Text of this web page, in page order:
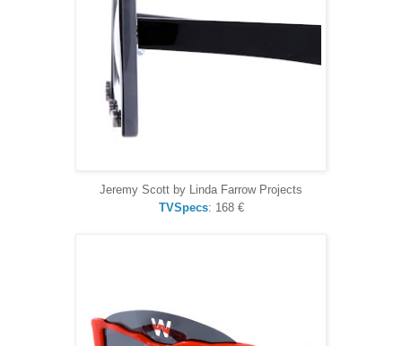
Jeremy Scott by Linda Farrow Projects
TVSpecs: 168 €